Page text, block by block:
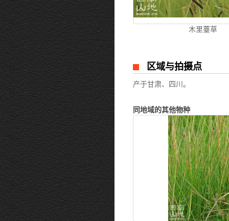
木里薹草
区域与拍摄点
产于甘肃、四川。
同地域的其他物种